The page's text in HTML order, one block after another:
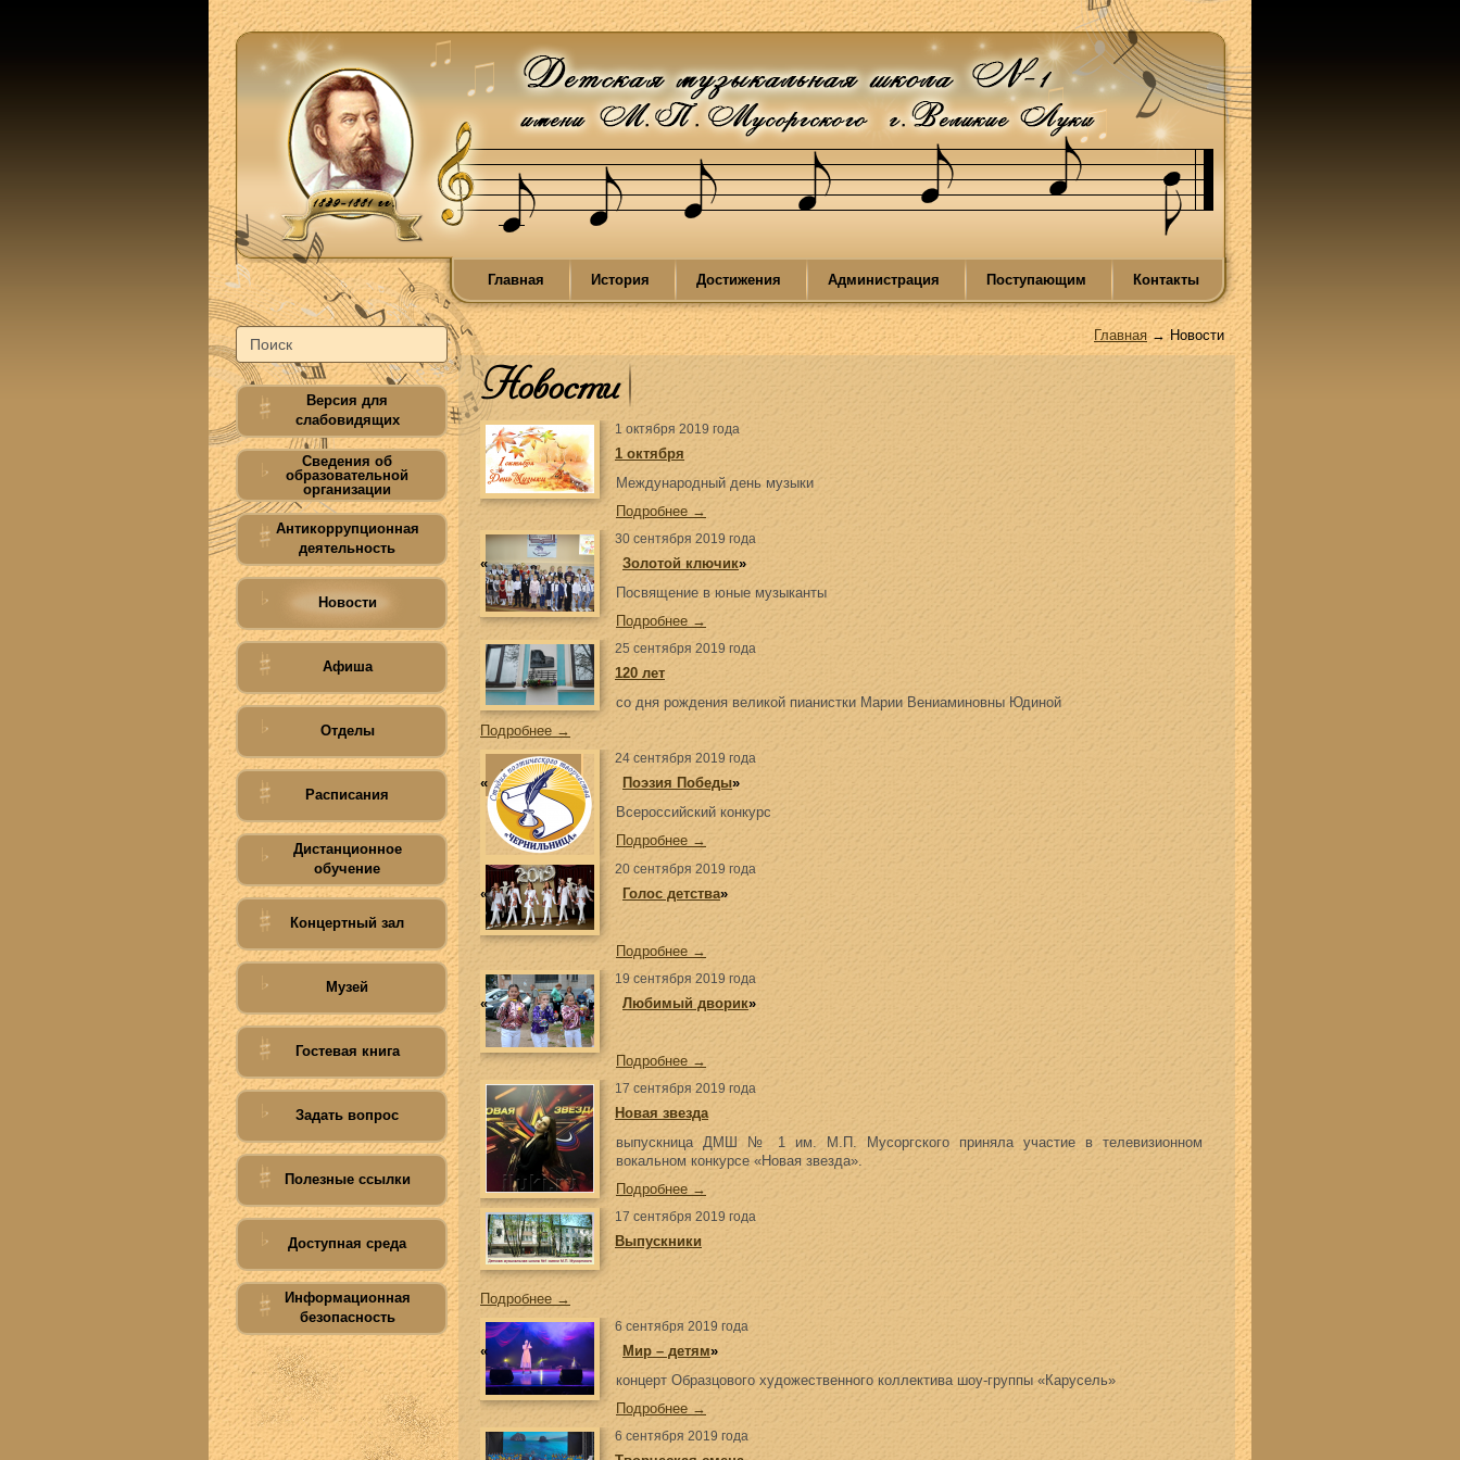
Главная История Достижения Администрация Поступающим Контакты
Версия для
слабовидящих
Сведения об
образовательной
организации
Антикоррупционная
деятельность
Новости
Афиша
Отделы
Расписания
Дистанционное
обучение
Концертный зал
Музей
Гостевая книга
Задать вопрос
Полезные ссылки
Доступная среда
Информационная
безопасность
Главная → Новости
Новости
1 октября 2019 года
1 октября
Международный день музыки
Подробнее →
30 сентября 2019 года
« Золотой ключик»
Посвящение в юные музыканты
Подробнее →
25 сентября 2019 года
120 лет
со дня рождения великой пианистки Марии Вениаминовны Юдиной
Подробнее →
24 сентября 2019 года
« Поэзия Победы»
Всероссийский конкурс
Подробнее →
20 сентября 2019 года
« Голос детства»
Подробнее →
19 сентября 2019 года
« Любимый дворик»
Подробнее →
17 сентября 2019 года
Новая звезда
выпускница ДМШ № 1 им. М.П. Мусоргского приняла участие в телевизионном
вокальном конкурсе «Новая звезда».
Подробнее →
17 сентября 2019 года
Выпускники
Подробнее →
6 сентября 2019 года
« Мир – детям»
концерт Образцового художественного коллектива шоу-группы «Карусель»
Подробнее →
6 сентября 2019 года